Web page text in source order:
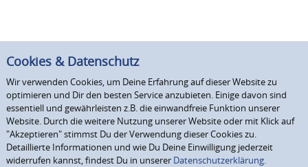
Cookies & Datenschutz
Wir verwenden Cookies, um Deine Erfahrung auf dieser Website zu
optimieren und Dir den besten Service anzubieten. Einige davon sind
essentiell und gewährleisten z.B. die einwandfreie Funktion unserer
Website. Durch die weitere Nutzung unserer Website oder mit Klick auf
"Akzeptieren" stimmst Du der Verwendung dieser Cookies zu.
Detaillierte Informationen und wie Du Deine Einwilligung jederzeit
widerrufen kannst, findest Du in unserer Datenschutzerklärung.